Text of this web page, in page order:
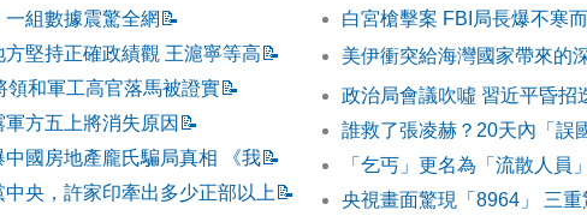
組數據震驚全網 📝
方堅持正確政績觀 王滬寧等高 📝
領和軍工高官落馬被證實📝
方五上將消失原因 📝
中國房地產龐氏騙局真相 《我📝
中央，許家印牽出多少正部以上 📝
白宮槍擊案 FBI局長爆不寒
美伊衝突給海灣國家帶來的
政治局會議吹噓 習近平昏招
誰救了張凌赫？20天內「誤
「乞丐」更名為「流散人員
央視畫面驚現「8964」 三重